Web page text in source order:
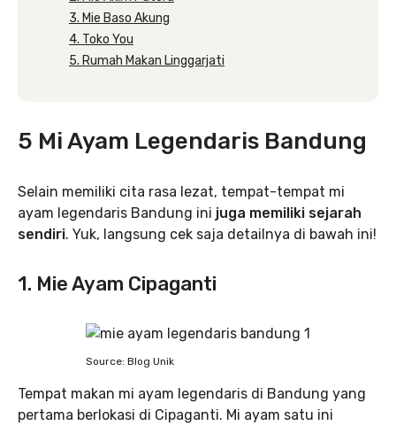
3. Mie Baso Akung
4. Toko You
5. Rumah Makan Linggarjati
5 Mi Ayam Legendaris Bandung
Selain memiliki cita rasa lezat, tempat-tempat mi
ayam legendaris Bandung ini juga memiliki sejarah
sendiri. Yuk, langsung cek saja detailnya di bawah ini!
1. Mie Ayam Cipaganti
Source: Blog Unik
Tempat makan mi ayam legendaris di Bandung yang
pertama berlokasi di Cipaganti. Mi ayam satu ini